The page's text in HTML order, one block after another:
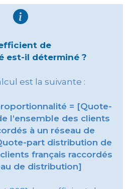
de
est-il déterminé ?
est la suivante :
= [Quote-
l’ensemble des clients
à un réseau de
part distribution de
français raccordés
de distribution]